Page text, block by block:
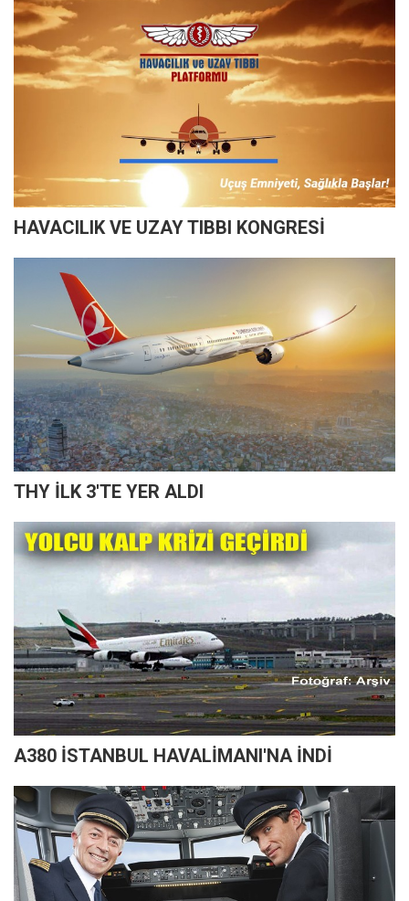
HAVACILIK VE UZAY TIBBI KONGRESİ
THY İLK 3'TE YER ALDI
A380 İSTANBUL HAVALİMANI'NA İNDİ